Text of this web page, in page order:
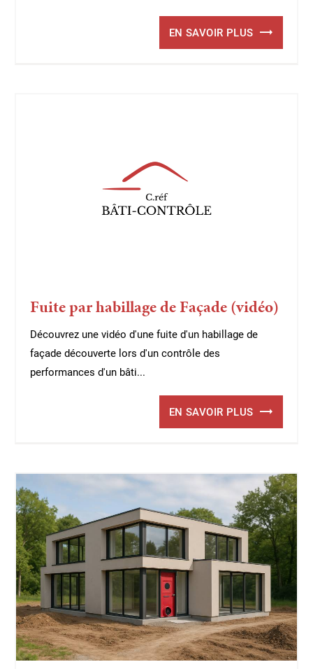
EN SAVOIR PLUS
Fuite par habillage de Façade (vidéo)
Découvrez une vidéo d'une fuite d'un habillage de
façade découverte lors d'un contrôle des
performances d'un bâti...
EN SAVOIR PLUS